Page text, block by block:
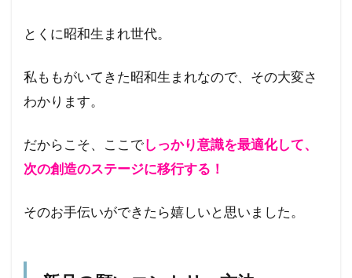
とくに昭和生まれ世代。
私ももがいてきた昭和生まれなので、その大変さ
わかります。
だからこそ、ここでしっかり意識を最適化して、
次の創造のステージに移行する！
そのお手伝いができたら嬉しいと思いました。